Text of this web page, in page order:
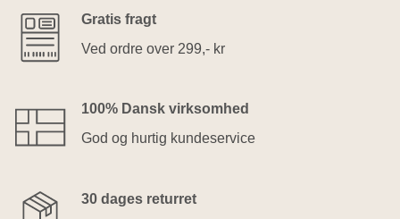
Gratis fragt
Ved ordre over 299,- kr
100% Dansk virksomhed
God og hurtig kundeservice
30 dages returret